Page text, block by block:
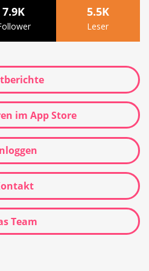
7.9K 5.5K
Leser
im App Store
Team